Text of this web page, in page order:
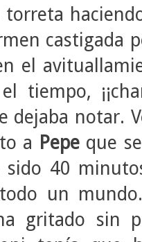
castigada
el
tiempo,
dejaba notar.
a Pepe que
40
un
gritado sin